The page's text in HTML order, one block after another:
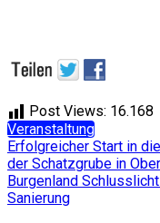
Post Views: 16.168
Veranstaltung
Erfolgreicher Start in
der Schatzgrube in
Burgenland
Sanierung